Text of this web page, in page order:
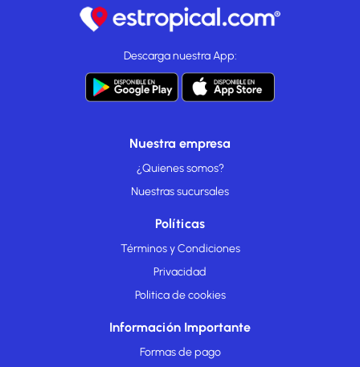
Descarga nuestra App:
Nuestra empresa
¿Quienes somos?
Nuestras sucursales
Políticas
Términos y Condiciones
Privacidad
Politica de cookies
Información Importante
Formas de pago